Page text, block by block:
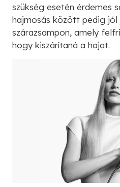
szükség esetén érdemes
hajmosás között pedig
szárazsampon, amely
hogy kiszárítaná a hajat.